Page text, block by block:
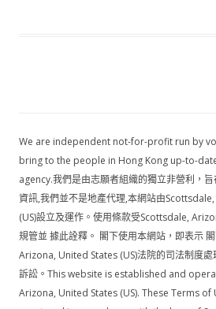
We are independent not-for-profit run by
bring to the people in Hong Kong up-to-
agency.我們是由志願者組織的獨立非營利，
資訊,我們並不是地產代理,本網站由
(US)設立及運作。使用條款受Scottsdale,
規管並 據此詮釋。 閣下使用本網站，即表示
Arizona, United States (US)法院的司法制度
訴訟。This website is established and
Arizona, United States (US). These Terms